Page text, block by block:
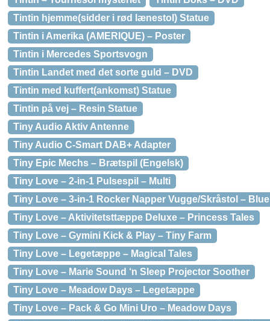
Tintin hjemme(sidder i rød lænestol) Statue
Tintin i Amerika (AMERIQUE) – Poster
Tintin i Mercedes Sportsvogn
Tintin Landet med det sorte guld – DVD
Tintin med kuffert(ankomst) Statue
Tintin på vej – Resin Statue
Tiny Audio Aktiv Antenne
Tiny Audio C-Smart DAB+ Adapter
Tiny Epic Mechs – Brætspil (Engelsk)
Tiny Love – 2-in-1 Pulsespil – Multi
Tiny Love – 3-in-1 Rocker Napper Vugge/Skråstol –
Tiny Love – Aktivitetsttæppe Deluxe – Princess Tales
Tiny Love – Gymini Kick & Play – Tiny Farm
Tiny Love – Legetæppe – Magical Tales
Tiny Love – Marie Sound ‘n Sleep Projector Soother
Tiny Love – Meadow Days – Legetæppe
Tiny Love – Pack & Go Mini Uro – Meadow Days